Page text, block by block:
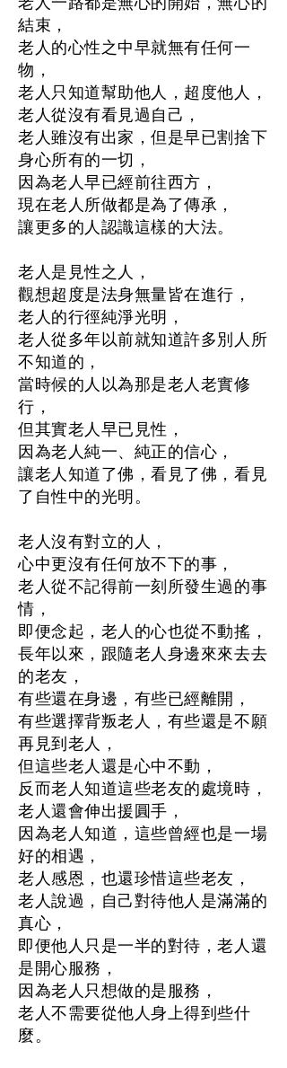
結束，
老人的心性之中早就無有任何一
物，
老人只知道幫助他人，超度他人，
老人從沒有看見過自己，
老人雖沒有出家，但是早已割捨下
身心所有的一切，
因為老人早已經前往西方，
現在老人所做都是為了傳承，
讓更多的人認識這樣的大法。
老人是見性之人，
觀想超度是法身無量皆在進行，
老人的行徑純淨光明，
老人從多年以前就知道許多別人所
不知道的，
當時候的人以為那是老人老實修
行，
但其實老人早已見性，
因為老人純一、純正的信心，
讓老人知道了佛，看見了佛，看見
了自性中的光明。
老人沒有對立的人，
心中更沒有任何放不下的事，
老人從不記得前一刻所發生過的事
情，
即便念起，老人的心也從不動搖，
長年以來，跟隨老人身邊來來去去
的老友，
有些還在身邊，有些已經離開，
有些選擇背叛老人，有些還是不願
再見到老人，
但這些老人還是心中不動，
反而老人知道這些老友的處境時，
老人還會伸出援圓手，
因為老人知道，這些曾經也是一場
好的相遇，
老人感恩，也還珍惜這些老友，
老人說過，自己對待他人是滿滿的
真心，
即便他人只是一半的對待，老人還
是開心服務，
因為老人只想做的是服務，
老人不需要從他人身上得到些什
麼。